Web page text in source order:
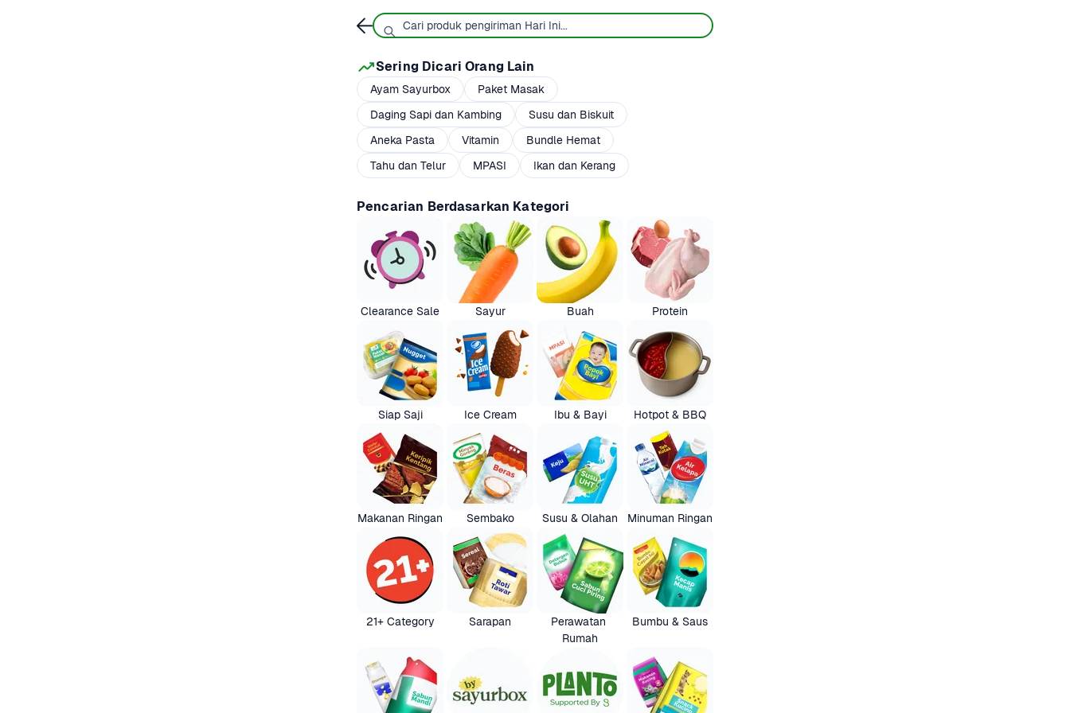
Sering Dicari Orang Lain
Ayam Sayurbox
Paket Masak
Daging Sapi dan Kambing
Susu dan Biskuit
Aneka Pasta
Vitamin
Bundle Hemat
Tahu dan Telur
MPASI Ikan dan Kerang
Pencarian Berdasarkan Kategori
Clearance Sale Sayur Buah Protein
Siap Saji Ice Cream Ibu & Bayi Hotpot & BBQ
Makanan Ringan Sembako Susu & Olahan Minuman Ringan
21+ Category Sarapan
Perawatan
Rumah
Bumbu & Saus